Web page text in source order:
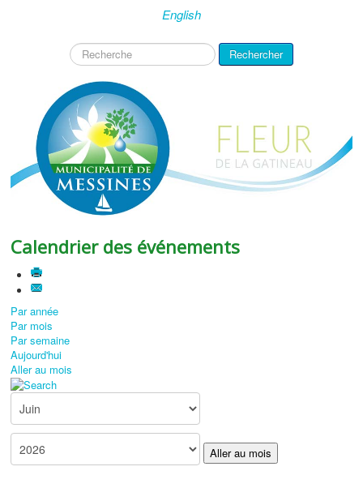
English
Rechercher Rechercher
Calendrier des événements
Par année
Par mois
Par semaine
Aujourd'hui
Aller au mois
Aller au mois